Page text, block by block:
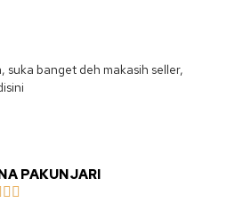
suka banget deh makasih seller,
PAKUNJARI
 